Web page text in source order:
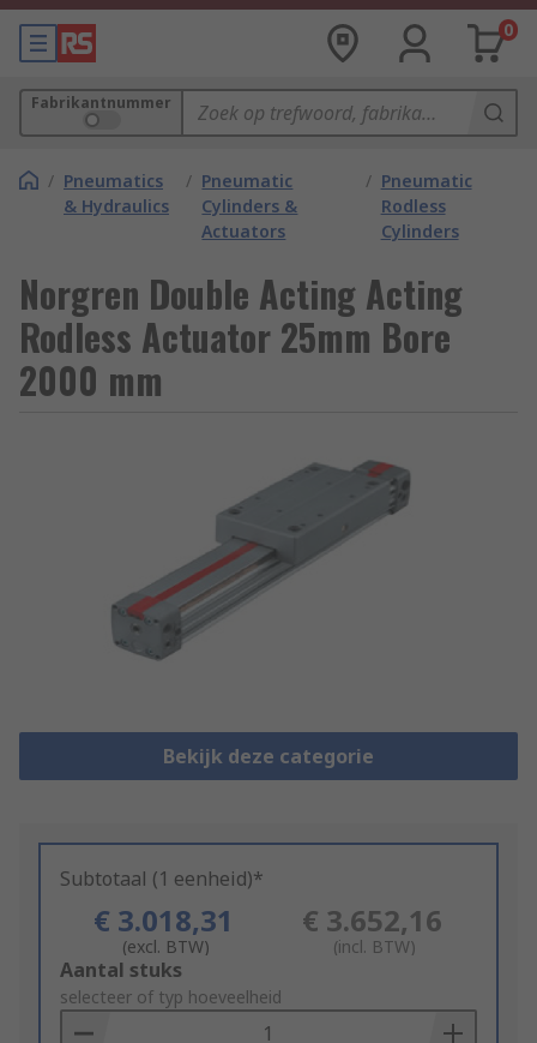
0
Fabrikantnummer
/ Pneumatics
& Hydraulics
/ Pneumatic
Cylinders &
Actuators
/ Pneumatic
Rodless
Cylinders
Norgren Double Acting Acting
Rodless Actuator 25mm Bore
2000 mm
Bekijk deze categorie
Subtotaal (1 eenheid)*
€ 3.018,31
(excl. BTW)
€ 3.652,16
(incl. BTW)
Add
to
Basket
Aantal stuks
selecteer of typ hoeveelheid